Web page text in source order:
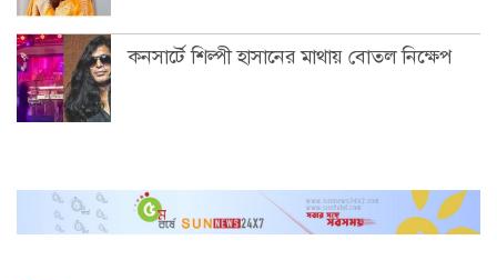
কনসার্টে শিল্পী হাসানের মাথায় বোতল নিক্ষেপ